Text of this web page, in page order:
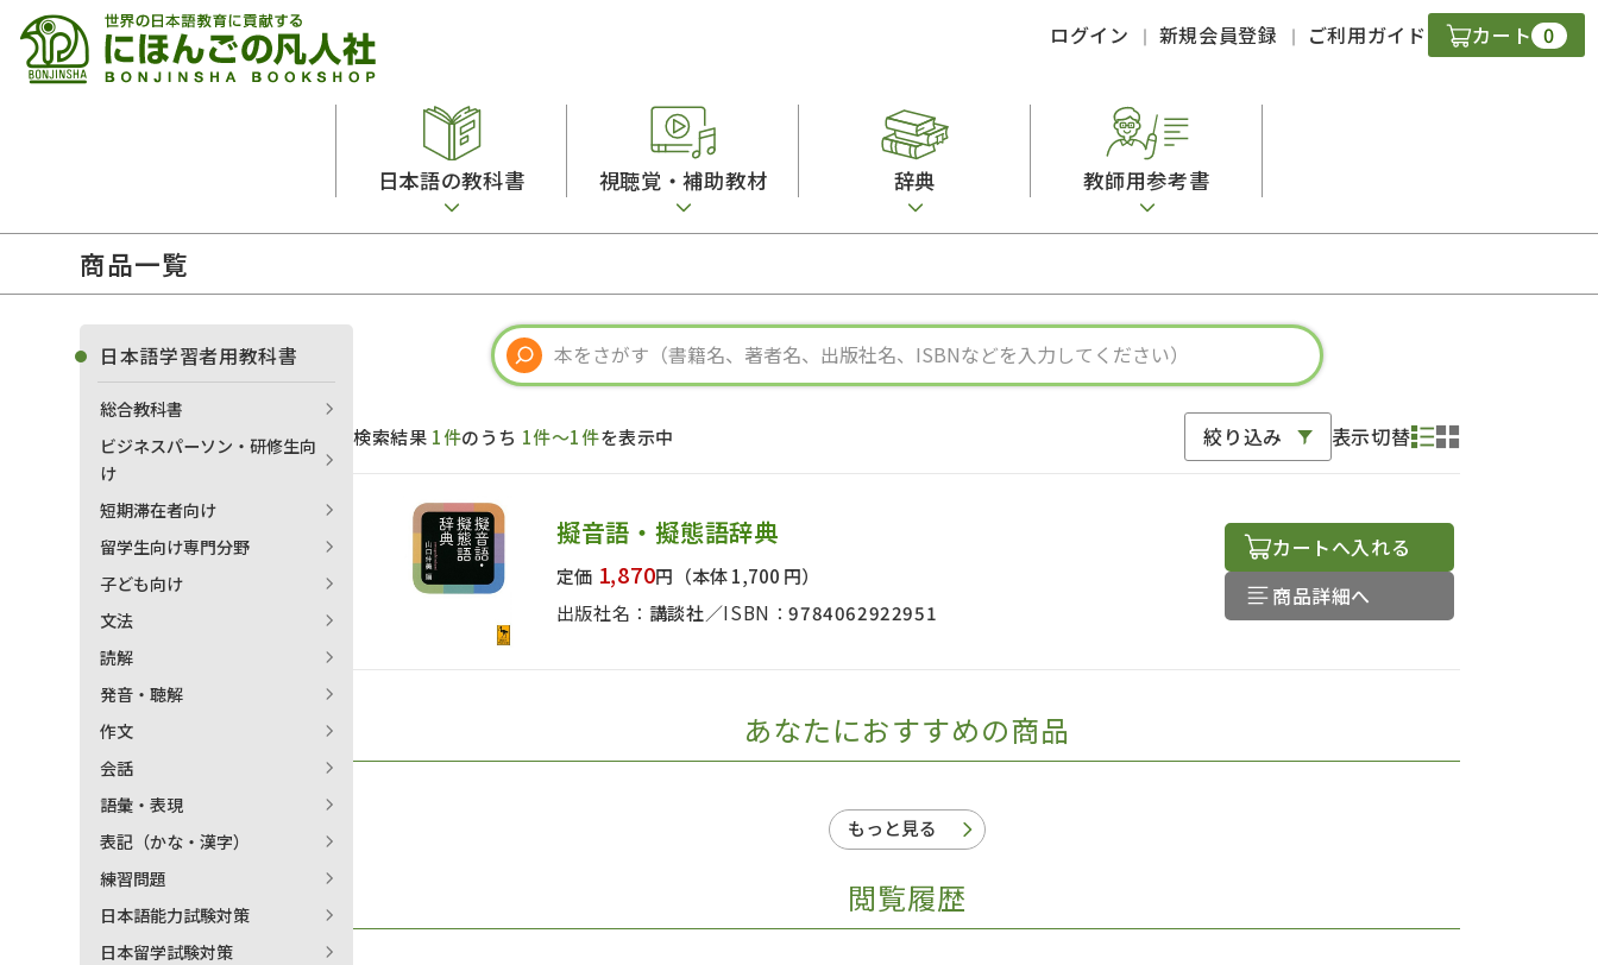
ログイン 新規会員登録 ご利用ガイド カート 0
日本語の教科書
留学生向け専門分野
子ども向け
文法
読解
発音・聴解
作文
練習問題
各種試験対策
日本語学習関連副読本
視聴覚・補助教材
カード・ゲーム・絵教材
絵本・子ども向け補助 図表
辞典
韓国語辞典
スペイン語辞典
中国語辞典
ドイツ語辞典
ポルトガル語辞典
ロシア語辞典
各国語辞典
語学・文法辞典
教師用参考書
音声・音韻
語彙・意味
文章・談話・表現
文法
表記
言語学
試験対策
多言語社会・言語政策
定期刊行物
商品一覧
検索結果 1件のうち 1件～1件を表示中 絞り込み 表示切替
擬音語・擬態語辞典
定価 1,870円 （本体 1,700 円）
出版社名： 講談社 ISBN：9784062922951
カートへ入れる
商品詳細へ
あなたにおすすめの商品
もっと見る
閲覧履歴
日本語学習者用教科書
総合教科書
ビジネスパーソン・研修生向
け
短期滞在者向け
留学生向け専門分野
子ども向け
文法
読解
発音・聴解
作文
会話
語彙・表現
表記（かな・漢字）
練習問題
日本語能力試験対策
日本留学試験対策